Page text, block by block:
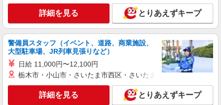
務先から選べます。
未経験：時給1250〜1450円（資格・経験によ
る） 経験者：時給1450〜1650円（資格・経験によ
る） ◎月収例 時給1650円×1日8時間×22日（週5
日）＝29万400円 ◆昇給あり ◆支払い方法 ※日払
い/週払い/月払い対応も可能です。詳しくは面談時
にご相談ください。 ◆交通費：別途全額支給 ※当
社規定あり
宮城県石巻市 【最寄駅】 ◆各線「石巻駅」 ◆
各線「前谷地駅」 ◆JR石巻線「佳景山駅」 ★そ
の他、近隣に多数勤務地あります！
キープ 詳細を見る
株式会社kotrio /●SD-H-2066483
タイパ最強！希望の働き方が叶う有料住宅のス
詳細を見る とりあえずキープ
警備員スタッフ（イベント、道路、商業施設、
大型駐車場、JR列車見張りなど）
日給 11,000円〜12,100円
栃木市・小山市・さいたま市西区・さいたま市岩槻区・久喜市・
詳細を見る とりあえずキープ